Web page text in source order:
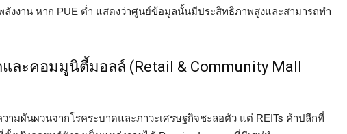
งงาน หาก PUE ต่ำ แสดงว่าศูนย์ข้อมูลนั้นมีประสิทธิภาพสูงและสามารถทำ
และคอมมูนิตี้มอลล์ (Retail & Community Mall
มผันผวนจากโรคระบาดและภาวะเศรษฐกิจชะลอตัว แต่ REITs ค้าปลีกที่